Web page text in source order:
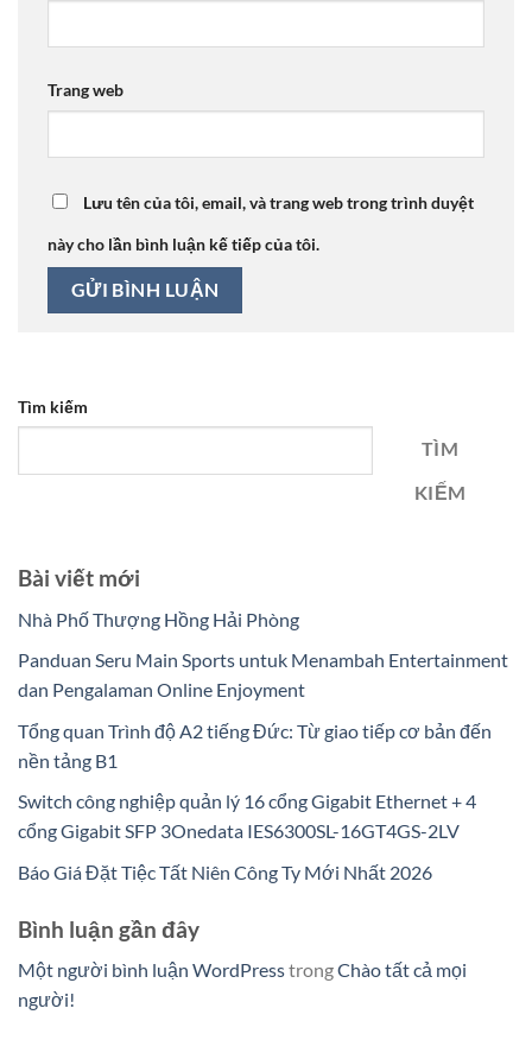
Trang web
Lưu tên của tôi, email, và trang web trong trình duyệt
này cho lần bình luận kế tiếp của tôi.
Tìm kiếm
TÌM
KIẾM
Bài viết mới
Nhà Phố Thượng Hồng Hải Phòng
Panduan Seru Main Sports untuk Menambah Entertainment
dan Pengalaman Online Enjoyment
Tổng quan Trình độ A2 tiếng Đức: Từ giao tiếp cơ bản đến
nền tảng B1
Switch công nghiệp quản lý 16 cổng Gigabit Ethernet + 4
cổng Gigabit SFP 3Onedata IES6300SL-16GT4GS-2LV
Báo Giá Đặt Tiệc Tất Niên Công Ty Mới Nhất 2026
Bình luận gần đây
Một người bình luận WordPresstrongChào tất cả mọi
người!